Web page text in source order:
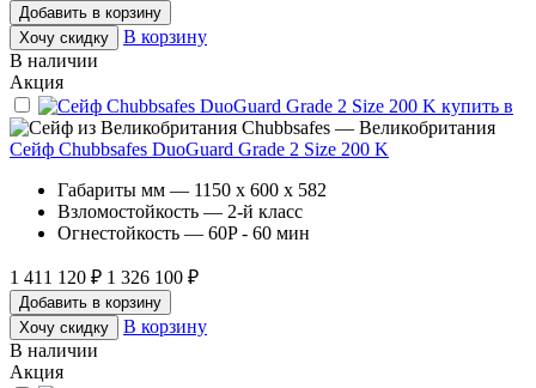
Добавить в корзину
Хочу скидку
В корзину
В наличии
Акция
Chubbsafes — Великобритания
Сейф Chubbsafes DuoGuard Grade 2 Size 200 K
Габариты мм — 1150 x 600 x 582
Взломостойкость — 2-й класс
Огнестойкость — 60P - 60 мин
1 411 120 ₽ 1 326 100 ₽
Добавить в корзину
Хочу скидку
В корзину
В наличии
Акция